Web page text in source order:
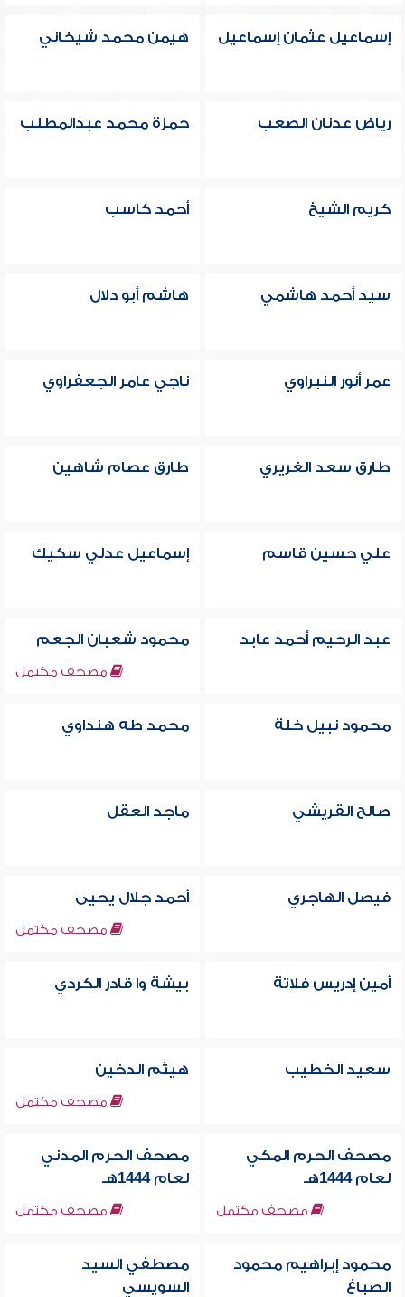
إسماعيل عثمان إسماعيل هيمن محمد شيخاني
رياض عدنان الصعب حمزة محمد عبدالمطلب
كريم الشيخ أحمد كاسب
سيد أحمد هاشمي هاشم أبو دلال
عمر أنور النبراوي ناجي عامر الجعفراوي
طارق سعد الغريري طارق عصام شاهين
علي حسين قاسم إسماعيل عدلي سكيك
عبد الرحيم أحمد عابد محمود شعبان الجعم
مصحف مكتمل
محمود نبيل خلة محمد طه هنداوي
صالح القريشي ماجد العقل
فيصل الهاجري أحمد جلال يحيى
مصحف مكتمل
أمين إدريس فلاتة بيشة وا قادر الكردي
سعيد الخطيب هيثم الدخين
مصحف مكتمل
مصحف الحرم المكي
لعام 1444هـ
مصحف مكتمل
مصحف الحرم المدني
لعام 1444هـ
مصحف مكتمل
محمود إبراهيم محمود
الصباغ
مصطفي السيد
السويسي